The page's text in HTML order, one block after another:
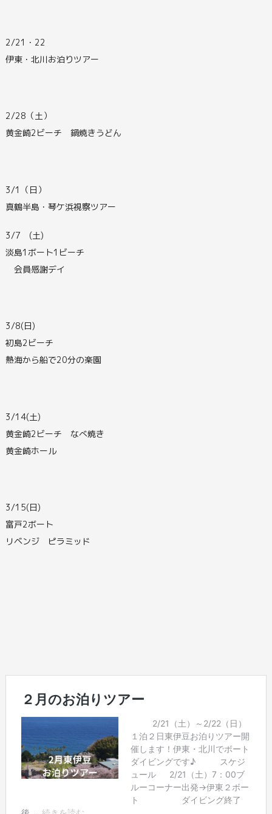
2/21・22
伊東・北川お泊りツアー
2/28（土）
黄金崎2ビーチ 鍋焼きうどん
3/1（日）
真鶴半島・琴ケ浜視察ツアー
3/7 (土)
淡島1ボート1ビーチ
会員感謝デイ
3/8(日)
初島2ビーチ
熱海から船で20分の楽園
3/14(土)
黄金崎2ビーチ なべ焼き
黄金崎ホール
3/15(日)
富戸2ボート
リベンジ ピラミッド